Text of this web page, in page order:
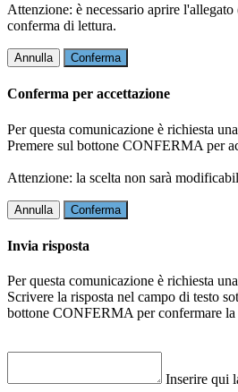
Attenzione: è necessario aprire l'allegato
conferma di lettura.
Annulla Conferma
Conferma per accettazione
Per questa comunicazione è richiesta
Premere sul bottone CONFERMA per
Attenzione: la scelta non sarà
Annulla Conferma
Invia risposta
Per questa comunicazione è richiesta
Scrivere la risposta nel campo di testo
bottone CONFERMA per confermare la
Inserire qui